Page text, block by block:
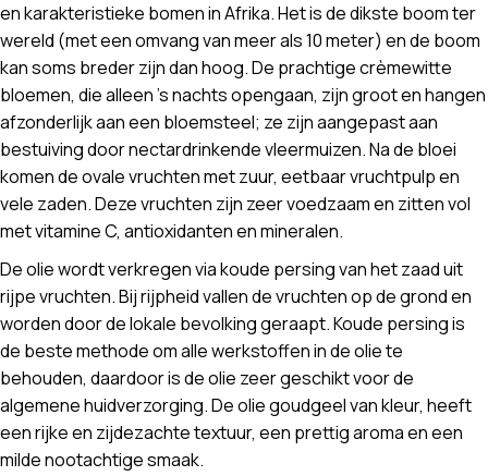
en karakteristieke bomen in Afrika. Het is de dikste boom ter
wereld (met een omvang van meer als 10 meter) en de boom
kan soms breder zijn dan hoog. De prachtige crèmewitte
bloemen, die alleen ’s nachts opengaan, zijn groot en hangen
afzonderlijk aan een bloemsteel; ze zijn aangepast aan
bestuiving door nectardrinkende vleermuizen. Na de bloei
komen de ovale vruchten met zuur, eetbaar vruchtpulp en
vele zaden. Deze vruchten zijn zeer voedzaam en zitten vol
met vitamine C, antioxidanten en mineralen.
De olie wordt verkregen via koude persing van het zaad uit
rijpe vruchten. Bij rijpheid vallen de vruchten op de grond en
worden door de lokale bevolking geraapt. Koude persing is
de beste methode om alle werkstoffen in de olie te
behouden, daardoor is de olie zeer geschikt voor de
algemene huidverzorging. De olie goudgeel van kleur, heeft
een rijke en zijdezachte textuur, een prettig aroma en een
milde nootachtige smaak.